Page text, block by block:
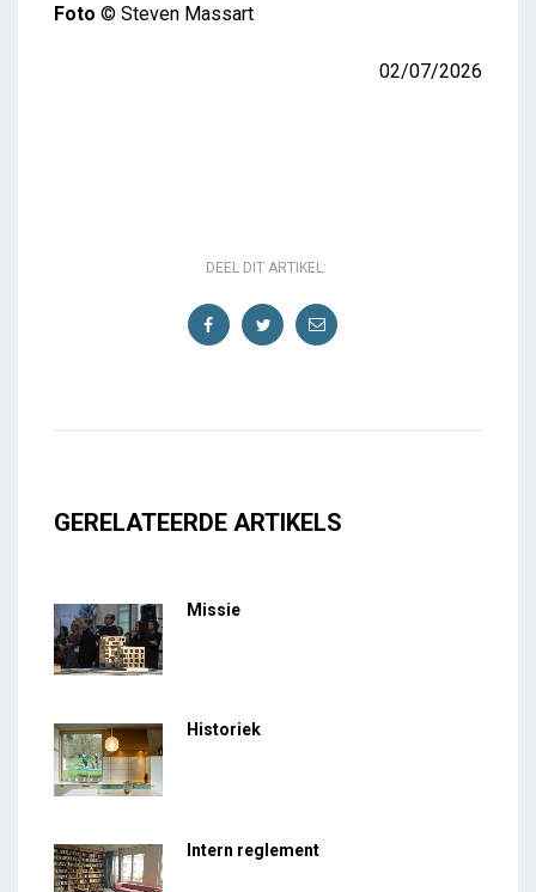
Foto © Steven Massart
02/07/2026
DEEL DIT ARTIKEL:
GERELATEERDE ARTIKELS
Missie
Historiek
Intern reglement